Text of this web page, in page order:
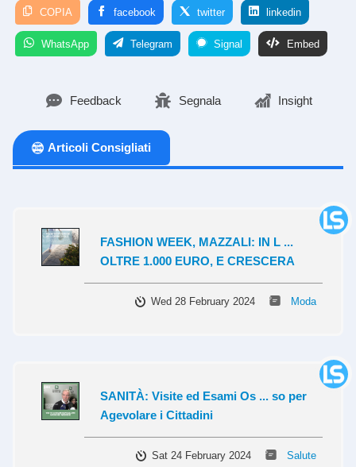
COPIA facebook twitter linkedin
WhatsApp Telegram Signal Embed
Feedback Segnala Insight
Articoli Consigliati
FASHION WEEK, MAZZALI: IN L ...
OLTRE 1.000 EURO, E CRESCERA
Wed 28 February 2024 Moda
SANITÀ: Visite ed Esami Os ... so per
Agevolare i Cittadini
Sat 24 February 2024 Salute